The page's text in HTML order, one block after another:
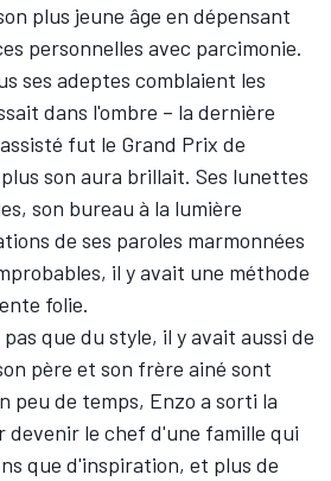
plus jeune âge en dépensant
personnelles avec parcimonie.
ses adeptes comblaient les
dans l'ombre – la dernière
fut le Grand Prix de
plus son aura brillait. Ses lunettes
son bureau à la lumière
de ses paroles marmonnées
il y avait une méthode
folie.
que du style, il y avait aussi de
père et son frère ainé sont
peu de temps, Enzo a sorti la
devenir le chef d'une famille qui
que d'inspiration, et plus de